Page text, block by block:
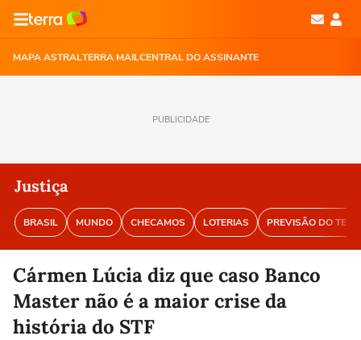
MAPA ASTRALTERRA MAILCENTRAL DO ASSINANTE
PUBLICIDADE
Justiça
BRASIL MUNDO CHECAMOS LOTERIAS PREVISÃO DO
Cármen Lúcia diz que caso Banco
Master não é a maior crise da
história do STF